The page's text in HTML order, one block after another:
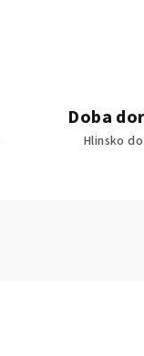
Doba
Hlinsko